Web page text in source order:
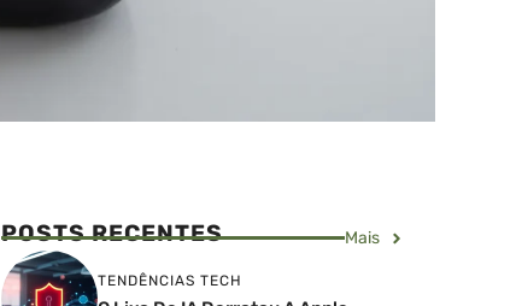
POSTS RECENTES Mais
TENDÊNCIAS TECH